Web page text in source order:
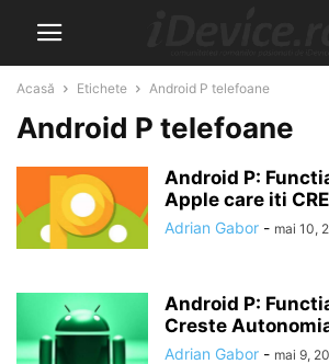
Acasă Etichete Android P telefoane
Android P telefoane
Android P:
Apple care iti
Adrian Gabor - mai 10,
Android P:
Creste
Adrian Gabor - mai 9,